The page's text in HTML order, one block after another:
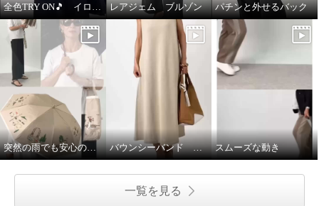
レアジェム ブルゾン パチンと外せるバック
突然の雨でも安心の晴雨兼用傘♩ バウンシーバンド ワンピース スムーズな動き
一覧を見る